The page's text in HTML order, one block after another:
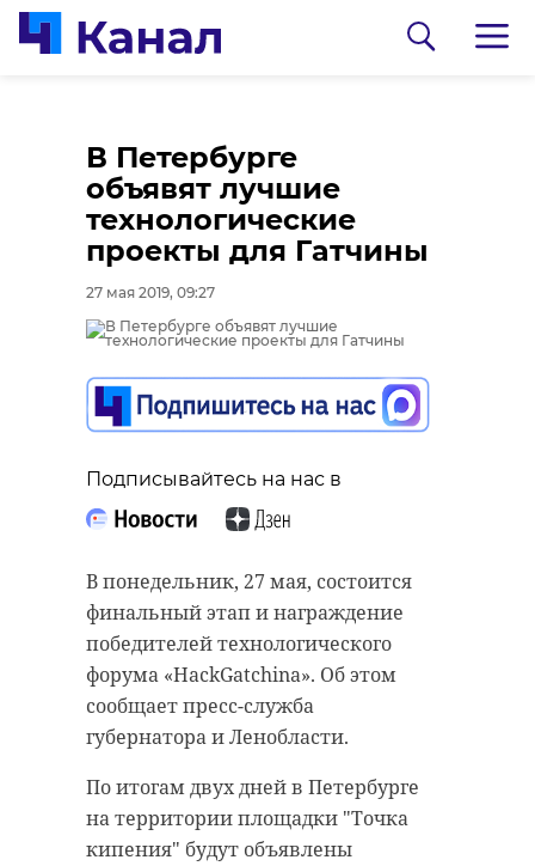
В Петербурге
объявят лучшие
технологические
проекты для Гатчины
27 мая 2019, 09:27
Подписывайтесь на нас в
В понедельник, 27 мая, состоится
финальный этап и награждение
победителей технологического
форума «HackGatchina». Об этом
сообщает пресс-служба
губернатора и Ленобласти.
По итогам двух дней в Петербурге
на территории площадки "Точка
кипения" будут объявлены
0:00 / 0:00
В Гатчинском районе
добровольцы
реставрируют
привидениями” XIX
века
18 августа 2020, 16:53
Подписывайтесь на нас в
0:00 / 0:00
Сосновоборец
разгадал тайну
могилы на
и узнал много нового
об истории города
11 февраля 2020, 14:59
Подписывайтесь на нас в